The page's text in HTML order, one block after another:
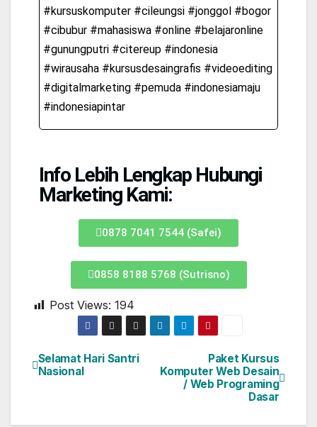
#kursuskomputer #cileungsi #jonggol #bogor
#cibubur #mahasiswa #online #belajaronline
#gunungputri #citereup #indonesia
#wirausaha #kursusdesaingrafis #videoediting
#digitalmarketing #pemuda #indonesiamaju
#indonesiapintar
Info Lebih Lengkap Hubungi
Marketing Kami:
0878 7041 7544 (Safei)
0858 8188 5768 (Sutrisno)
Post Views: 194
Paket Kursus
Komputer Web Desain
/ Web Programing
Dasar
Selamat Hari Santri
Nasional